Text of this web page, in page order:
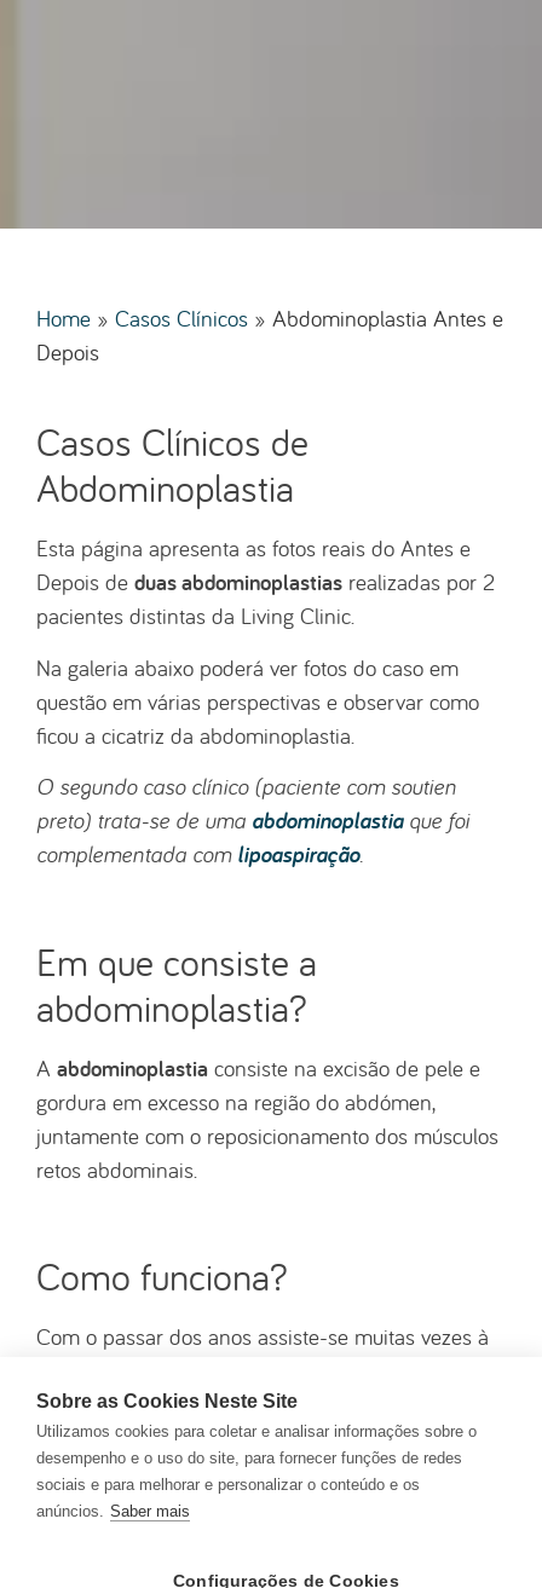
Sobre as Cookies Neste Site
Utilizamos cookies para coletar e analisar informações sobre o
desempenho e o uso do site, para fornecer funções de redes
sociais e para melhorar e personalizar o conteúdo e os
anúncios. Saber mais
Configurações de Cookies
Home » Casos Clínicos » Abdominoplastia Antes e
Depois
Casos Clínicos de
Abdominoplastia
Esta página apresenta as fotos reais do Antes e
Depois de duas abdominoplastias realizadas por 2
pacientes distintas da Living Clinic.
Na galeria abaixo poderá ver fotos do caso em
questão em várias perspectivas e observar como
ficou a cicatriz da abdominoplastia.
O segundo caso clínico (paciente com soutien
preto) trata-se de uma abdominoplastiaque foi
complementada com lipoaspiração.
Em que consiste a
abdominoplastia?
A abdominoplastia consiste na excisão de pele e
gordura em excesso na região do abdómen,
juntamente com o reposicionamento dos músculos
retos abdominais.
Como funciona?
Com o passar dos anos assiste-se muitas vezes à
acompanhada de flacidez e de um excesso de
pele. Noutros casos, sobretudo após perdas de
peso significativas ou após gravidezes, é o excesso
de pele que é mais notório bem como um
conhecido como diástase dos retos.